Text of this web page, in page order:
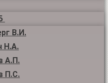
В.И.
Н.А.
А.П.
П.С.